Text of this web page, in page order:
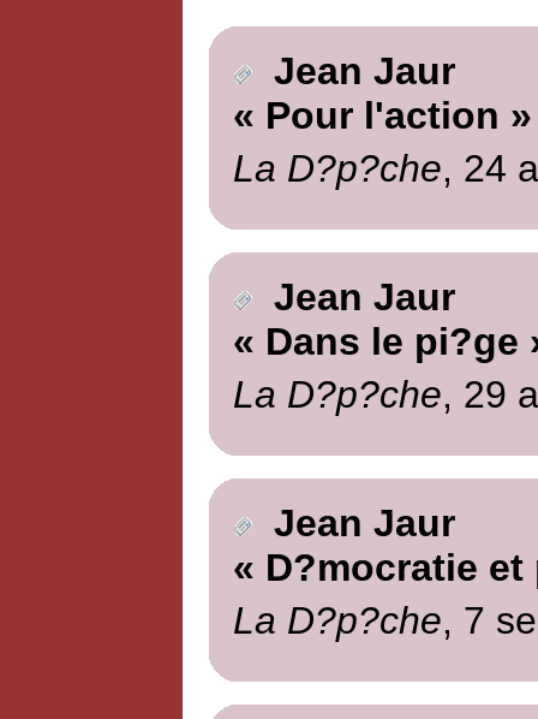
Jean Jaur
« Pour l'action »
La D?p?che, 24
Jean Jaur
« Dans le pi?ge
La D?p?che, 29
Jean Jaur
« D?mocratie
La D?p?che, 7